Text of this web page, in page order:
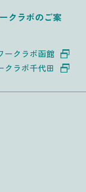
クラボのご案
ークラボ函館
クラボ千代田